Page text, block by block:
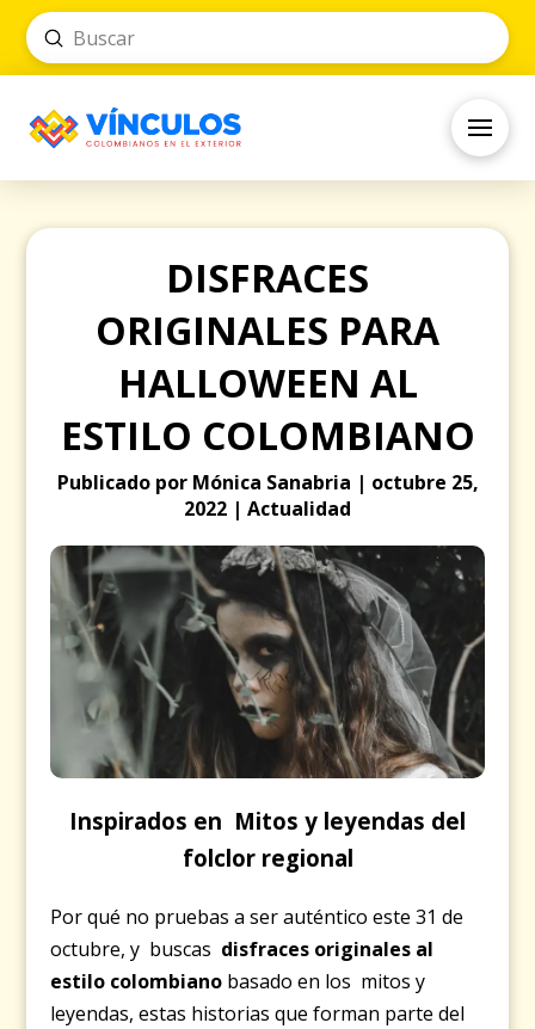
Search
Submit
DISFRACES
ORIGINALES PARA
HALLOWEEN AL
ESTILO COLOMBIANO
Publicado por Mónica Sanabria | octubre 25,
2022 | Actualidad
Inspirados en Mitos y leyendas del
folclor regional
Por qué no pruebas a ser auténtico este 31 de
octubre, y buscas disfraces originales al
estilo colombiano basado en los mitos y
leyendas, estas historias que forman parte del